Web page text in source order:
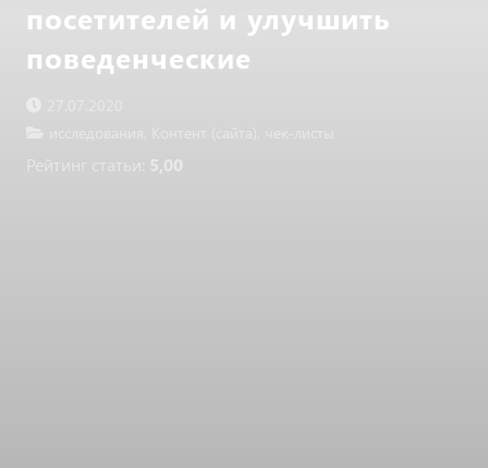
посетителей и улучшить
поведенческие
Рейтинг статьи: 5,00